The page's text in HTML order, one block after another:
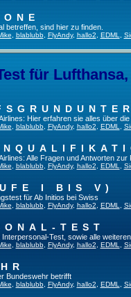
betreffen, sind hier zu finden.
blablubb, FlyAndy, hallo2 EDML
für
Hier erfahren sie alles über
blablubb, FlyAndy, hallo2 EDML
Alle Fragen und Antworten
blablubb, FlyAndy, hallo2 EDML
I BIS V)
für Ab Initios bei Swiss
blablubb, FlyAndy, hallo2 EDML
TEST
Test, sowie alle
blablubb, FlyAndy, hallo2 EDML
Bundeswehr betrifft
blablubb, FlyAndy, hallo2 EDML